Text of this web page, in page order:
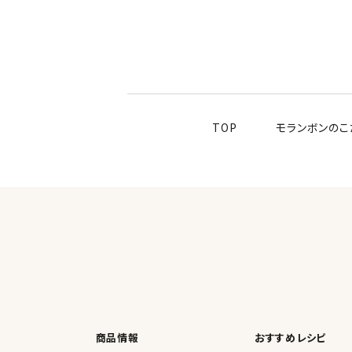
TOP モランボンの
商品情報 おすすめレシピ